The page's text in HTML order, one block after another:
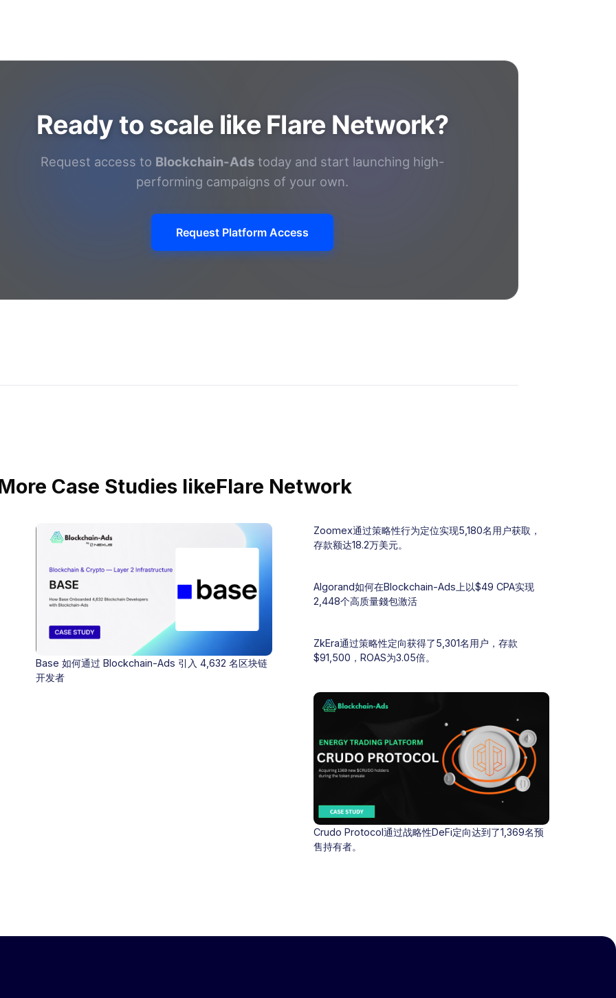
Ready to scale like Flare Network?
Request access to Blockchain-Ads today and start launching high-
performing campaigns of your own.
Request Platform Access
Case Studies likeFlare Network
Base 如何通过 Blockchain-Ads 引入 4,632 名区块链
开发者
Zoomex通过策略性行为定位实现5,180名用户获取，
存款额达18.2万美元。
Algorand如何在Blockchain-Ads上以$49 CPA实现
2,448个高质量錢包激活
ZkEra通过策略性定向获得了5,301名用户，存款
$91,500，ROAS为3.05倍。
Crudo Protocol通过战略性DeFi定向达到了1,369名预
售持有者。